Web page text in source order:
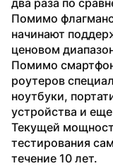
Помимо
начинают
ценовом
Помимо
роутеров
ноутбуки,
устройства и
Текущей
тестирования
течение 10 лет.